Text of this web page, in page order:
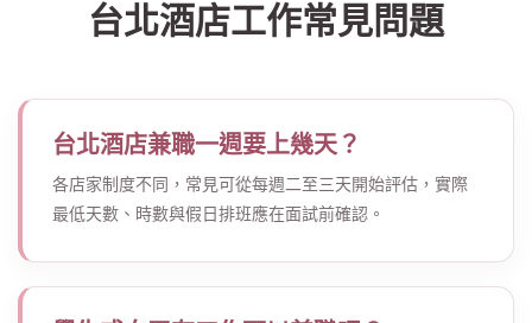
台北酒店工作常見問題
台北酒店兼職一週要上幾天？
各店家制度不同，常見可從每週二至三天開始評估，實際
最低天數、時數與假日排班應在面試前確認。